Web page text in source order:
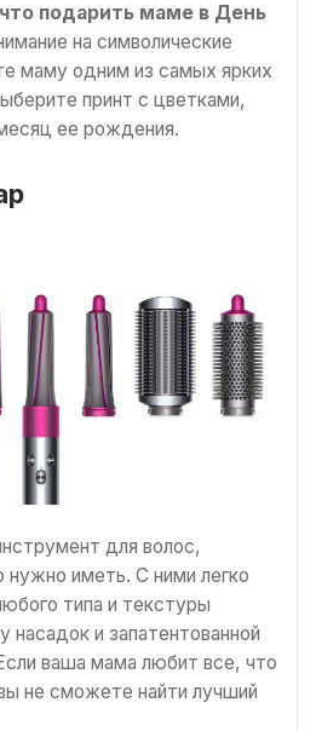
подарить маме в День
на символические
маму одним из самых ярких
принт с цветками,
ее рождения.
для волос,
нужно иметь. С ними легко
типа и текстуры
насадок и запатентованной
ваша мама любит все, что
не сможете найти лучший